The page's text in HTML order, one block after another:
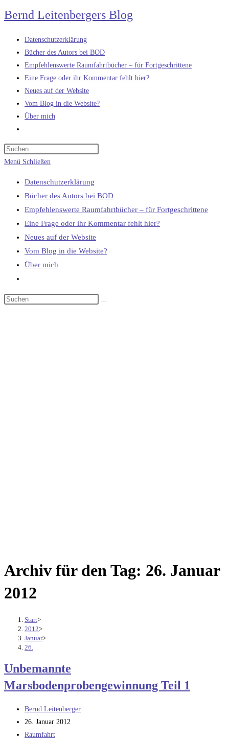
Zum
Inhalt
springen
Bernd Leitenbergers Blog
Datenschutzerklärung
Bücher des Autors bei BOD
Empfehlenswerte Raumfahrtbücher – für Fortgeschrittene
Eine Frage oder ihr Kommentar fehlt hier?
Neues auf der Website
Vom Blog in die Website?
Über mich
umschalten
Menü Schließen
Datenschutzerklärung
Bücher des Autors bei BOD
Empfehlenswerte Raumfahrtbücher – für Fortgeschrittene
Eine Frage oder ihr Kommentar fehlt hier?
Neues auf der Website
Vom Blog in die Website?
Über mich
umschalten
Archiv für den Tag: 26. Januar
2012
Start>
2012>
Januar>
26.
Unbemannte
Marsbodenprobengewinnung Teil 1
Beitrags-
Autor:
Bernd Leitenberger
Beitrag
veröffentlicht:
26. Januar 2012
Beitrags-
Raumfahrt